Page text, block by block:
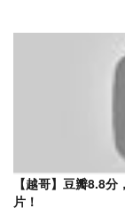
【越哥】豆瓣8.8
片！